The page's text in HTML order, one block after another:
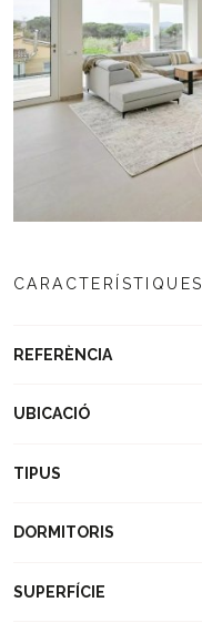
CARACTERÍSTIQUES
REFERÈNCIA
UBICACIÓ
TIPUS
DORMITORIS
SUPERFÍCIE